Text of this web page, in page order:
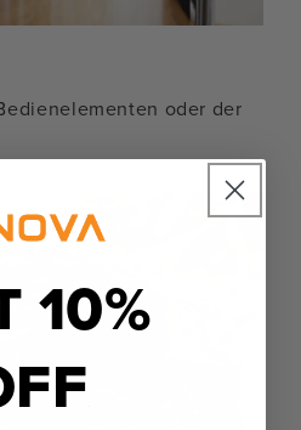
oder der
10%